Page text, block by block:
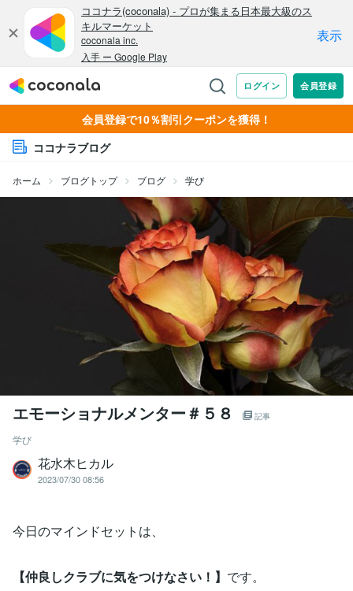
会員登録で10％割引クーポンを獲得！
ココナラブログ
ホーム ブログトップ ブログ 学び
エモーショナルメンター＃５８ 記事
学び
花水木ヒカル
2023/07/30 08:56
今日のマインドセットは、
【仲良しクラブに気をつけなさい！】 です。